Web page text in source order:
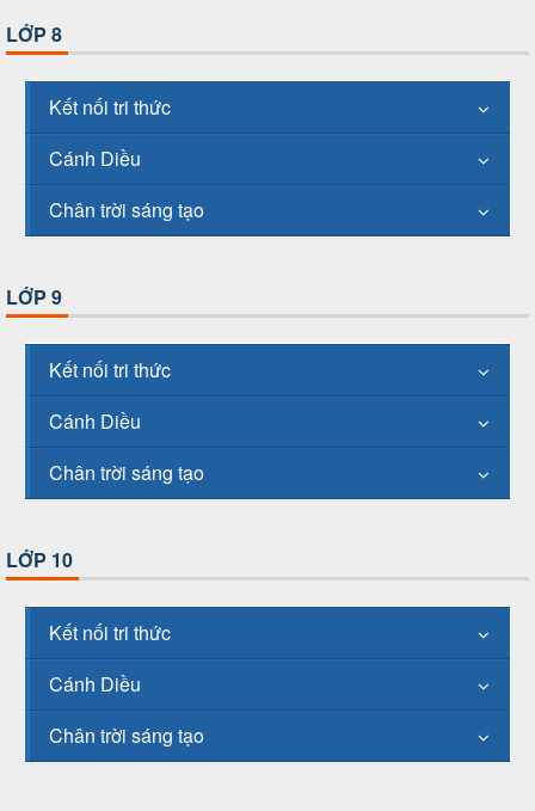
LỚP 8
Kết nối tri thức
Cánh Diều
Chân trời sáng tạo
LỚP 9
Kết nối tri thức
Cánh Diều
Chân trời sáng tạo
LỚP 10
Kết nối tri thức
Cánh Diều
Chân trời sáng tạo